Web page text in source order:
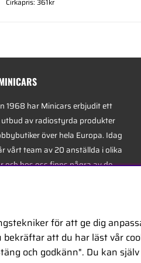
1968 har Minicars erbjudit ett
av radiostyrda produkter
över hela Europa. Idag
vårt team av 20 anställda i olika
och hos oss finns några av de
huvudkontor är beläget i
strategiskt placerat längs
för att ge dig
att du har läst vår
och godkänn". Du kan